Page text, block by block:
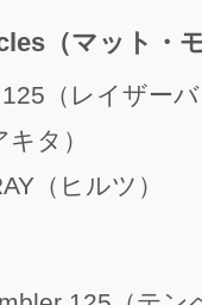
（マット・
（レイザーバ
タ）
（ヒルツ）